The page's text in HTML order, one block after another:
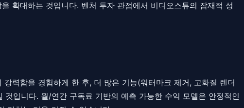
확대하는 것입니다. 벤처 투자 관점에서 비디오스튜의 잠재적 성
강력함을 경험하게 한 후, 더 많은 기능(워터마크 제거, 고화질 렌더
입니다. 월/연간 구독료 기반의 예측 가능한 수익 모델은 안정적인